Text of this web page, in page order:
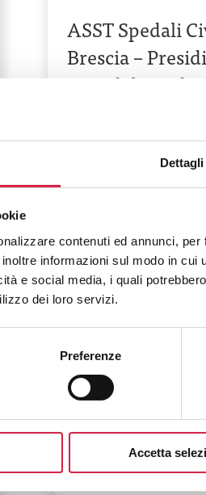
Dettagli
contenuti ed annunci,
informazioni sul modo in
e social media, i quali
dei loro servizi.
Preferenze
Accetta
ASST Spedali
Brescia –
Ospedaliero di
Lombardia-Varese
ASST Valle
Presidio
Gallarate